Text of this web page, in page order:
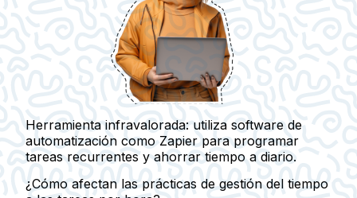
Herramienta infravalorada: utiliza software de
automatización como Zapier para programar
tareas recurrentes y ahorrar tiempo a diario.
¿Cómo afectan las prácticas de gestión del tiempo